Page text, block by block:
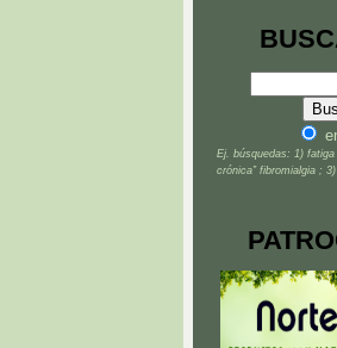
Ej. búsquedas: 1)
crónica” fibromialgia ;